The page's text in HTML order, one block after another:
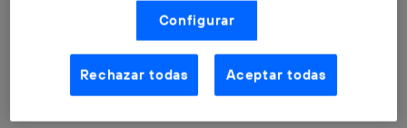
Nosotros, Telefónica S.A., utilizamos la tecnología Utiq para
realizar nuestras acciones de marketing digital o análisis
(como se describe en este aviso de consentimiento)
basadas en tu navegación en nuestra(s) web(s)
aquí (solo cuando utilizas una conexión a
internet habilitada , proporcionada por una de las
operadoras de telefonía participantes, y otorgas tu
Configurar
Rechazar todas Aceptar todas